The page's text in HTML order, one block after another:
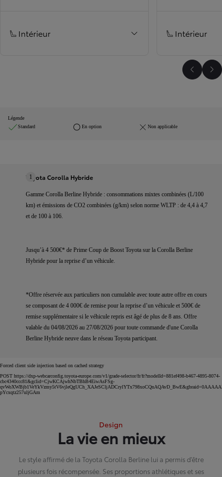
Intérieur Intérieur
Faire
Légende
Standard
En option Non applicable
1
Toyota Corolla Hybride
Gamme Corolla Berline Hybride : consommations mixtes combinées (L/100
km) et émissions de CO2 combinées (g/km) selon norme WLTP : de 4,4 à 4,7
et de 100 à 106.
Jusqu’à 4 500€* de Prime Coup de Boost Toyota sur la Corolla Berline
Hybride pour la reprise d’un véhicule.
*Offre réservée aux particuliers non cumulable avec toute autre offre en cours
se composant de 4 000€ de remise pour la reprise d’un véhicule et 500€ de
remise supplémentaire si le véhicule repris est âgé de plus de 8 ans. Offre
valable du 04/08/2026 au 27/08/2026 pour toute commande d'une Corolla
Berline Hybride neuve dans le réseau Toyota participant.
Forced client side injection based on cached strategy
POST https://dxp-webcarconfig.toyota-europe.com/v1/grade-selector/fr/fr?modelId=881ef498-b467-4895-8074-
cbc4340ccc81&gclid=CjwKCAjwhNbTBhB4EiwAsFSg-
pYcxqtz257uljGAm
Design
La vie en mieux
Le style affirmé de la Toyota Corolla Berline lui a permis d'être
plusieurs fois récompensée. Ses proportions athlétiques et ses